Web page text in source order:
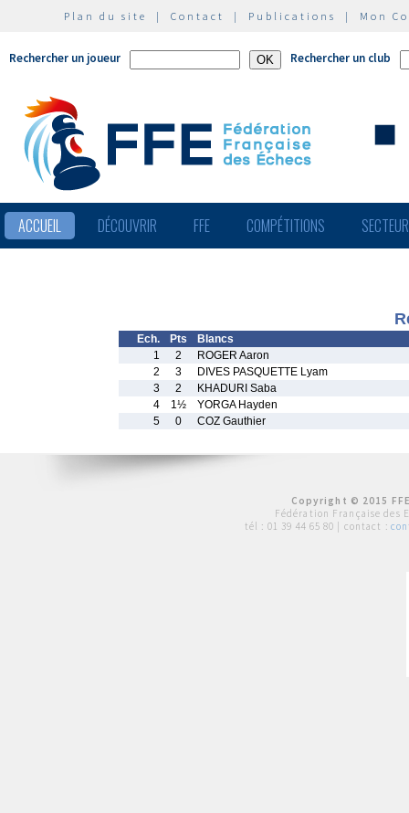
Plan du site | Contact | Publications | Mon
Rechercher un joueur Rechercher un club
ACCUEIL DÉCOUVRIR FFE COMPÉTITIONS
Ech. Pts
Blancs
1
2
ROGER Aaron
2
3
DIVES PASQUETTE Lyam
3
2
KHADURI Saba
4
1½
YORGA Hayden
5
0 COZ Gauthier
Copyright © 2015
Fédération Française des
tél : 01 39 44 65 80 | contact :